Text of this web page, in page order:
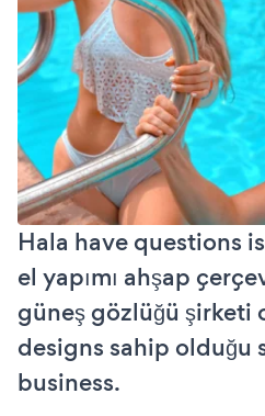
Hala have questions
el yapımı ahşap
güneş gözlüğü şirketi
designs sahip olduğu
business.